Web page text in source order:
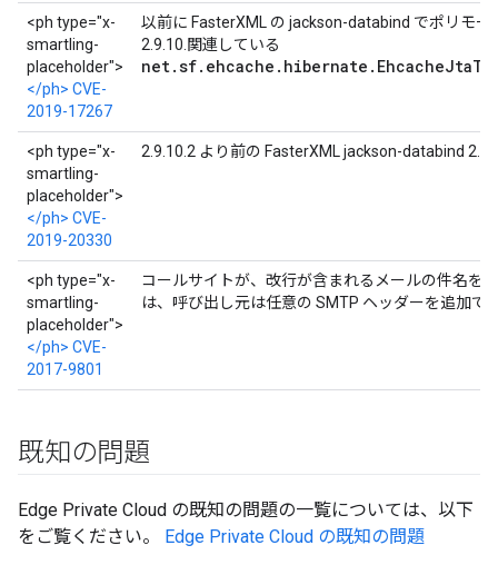
<ph type="x-
smartling-
placeholder">
</ph> CVE-
2019-17267
以前に FasterXML の jackson-databind でポリモ
2.9.10.関連している
<ph type="x-
smartling-
placeholder">
</ph> CVE-
2019-20330
2.9.10.2 より前の FasterXML jackson-databind 2.x
<ph type="x-
smartling-
placeholder">
</ph> CVE-
2017-9801
コールサイトが、改行が含まれるメールの件名を
は、呼び出し元は任意の SMTP ヘッダーを追加で
既知の問題
Edge Private Cloud の既知の問題の一覧については、以下
をご覧ください。 Edge Private Cloud の既知の問題